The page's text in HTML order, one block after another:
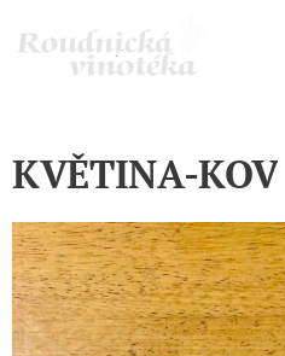
KVĚTINA-KOV